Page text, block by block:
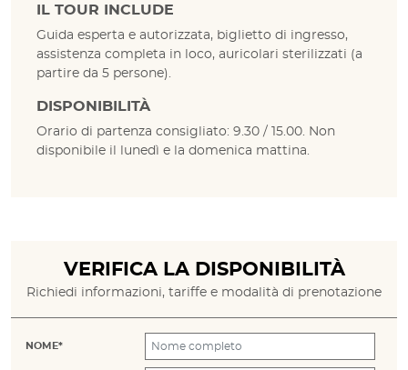
IL TOUR INCLUDE
Guida esperta e autorizzata, biglietto di ingresso,
assistenza completa in loco, auricolari sterilizzati (a
partire da 5 persone).
DISPONIBILITÀ
Orario di partenza consigliato: 9.30 / 15.00. Non
disponibile il lunedì e la domenica mattina.
VERIFICA LA DISPONIBILITÀ
Richiedi informazioni, tariffe e modalità di prenotazione
NOME*